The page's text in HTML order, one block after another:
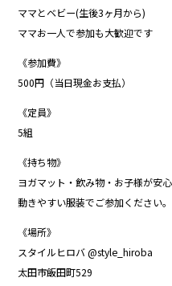
ママとベビー(生後3ヶ月から)
ママお一人で参加も大歓迎です
《参加費》
500円（当日現金お支払）
《定員》
5組
《持ち物》
ヨガマット・飲み物・お子様が安
動きやすい服装でご参加ください。
《場所》
スタイルヒロバ @style_hiroba
太田市飯田町529